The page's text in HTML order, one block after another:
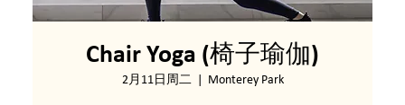
Chair Yoga (椅子瑜伽)
2月11日周二
  |
Monterey Park